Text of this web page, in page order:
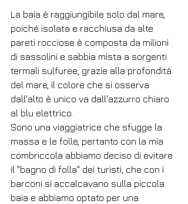
La baia è raggiungibile solo dal mare,
poiché isolata e racchiusa da alte
pareti rocciose è composta da milioni
di sassolini e sabbia mista a sorgenti
termali sulfuree; grazie alla profondità
del mare, il colore che si osserva
dall'alto è unico va dall'azzurro chiaro
al blu elettrico.
Sono una viaggiatrice che sfugge la
massa e le folle, pertanto con la mia
combriccola abbiamo deciso di evitare
il "bagno di folla" dei turisti, che con i
barconi si accalcavano sulla piccola
baia e abbiamo optato per una